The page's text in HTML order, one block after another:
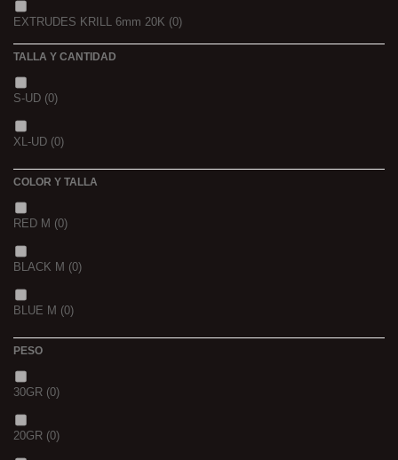
3 K
5 K
EXTRUDES KRILL 6mm 20K (0)
NOIR POISSON 8MM 1K
TALLA Y CANTIDAD
S-UD (0)
XL-UD (0)
COLOR Y TALLA
RED M (0)
BLACK M (0)
BLUE M (0)
PESO
30GR (0)
20GR (0)